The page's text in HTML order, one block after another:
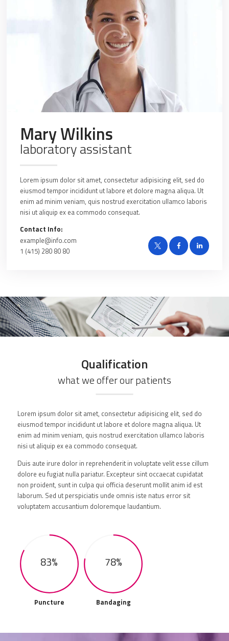
Mary Wilkins
laboratory assistant
Lorem ipsum dolor sit amet, consectetur adipisicing elit, sed do
eiusmod tempor incididunt ut labore et dolore magna aliqua. Ut
enim ad minim veniam, quis nostrud exercitation ullamco laboris
nisi ut aliquip ex ea commodo consequat.
Contact Info:
example@info.com
1 (415) 280 80 80
Qualification
what we offer our patients
Lorem ipsum dolor sit amet, consectetur adipisicing elit, sed do
eiusmod tempor incididunt ut labore et dolore magna aliqua. Ut
enim ad minim veniam, quis nostrud exercitation ullamco laboris
nisi ut aliquip ex ea commodo consequat.
Duis aute irure dolor in reprehenderit in voluptate velit esse cillum
dolore eu fugiat nulla pariatur. Excepteur sint occaecat cupidatat
non proident, sunt in culpa qui officia deserunt mollit anim id est
laborum. Sed ut perspiciatis unde omnis iste natus error sit
voluptatem accusantium doloremque laudantium.
83%
Puncture
78%
Bandaging